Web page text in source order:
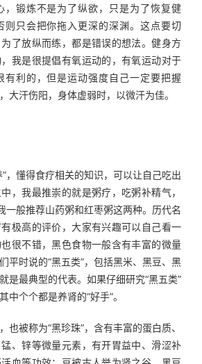
，锻炼不是为了纵欲，只是为了恢复健
则只会把你拖入更深的深渊。这点要切
了放纵而练，都是错误的想法。健身方
我是很提倡有氧运动的，有氧运动对于
有利的，但是运动强度自己一定要把握
大汗伤阳，身体虚弱时，以微汗为佳。
，懂得食疗相关的知识，可以让自己吃出
，我最推崇的就是粥疗，吃粥补精气，
一般推荐山药粥和红枣粥这两种。历代名
极高的评价，大家有兴趣可以自己看一
很不错，黑色食物一般含有丰富的微量
平时说的“黑五类”，包括黑米、黑豆、黑
是最典型的代表。如果仔细研究“黑五类”
中个个都是养肾的“好手”。
被称为“黑珍珠”，含有丰富的蛋白质、
、锌等微量元素，有开胃益中、滑涩补